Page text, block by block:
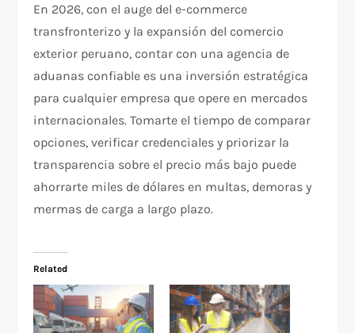
En 2026, con el auge del e-commerce
transfronterizo y la expansión del comercio
exterior peruano, contar con una agencia de
aduanas confiable es una inversión estratégica
para cualquier empresa que opere en mercados
internacionales. Tomarte el tiempo de comparar
opciones, verificar credenciales y priorizar la
transparencia sobre el precio más bajo puede
ahorrarte miles de dólares en multas, demoras y
mermas de carga a largo plazo.
Related